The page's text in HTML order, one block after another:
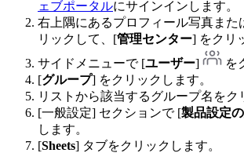
ェブポータルにサインインします。
右上隅にあるプロフィール写真また
リックして、[管理センター] をクリ
サイドメニューで [ユーザー]
を
[グループ] をクリックします。
リストから該当するグループ名をク
[一般設定] セクションで [製品設定
します。
[Sheets] タブをクリックします。